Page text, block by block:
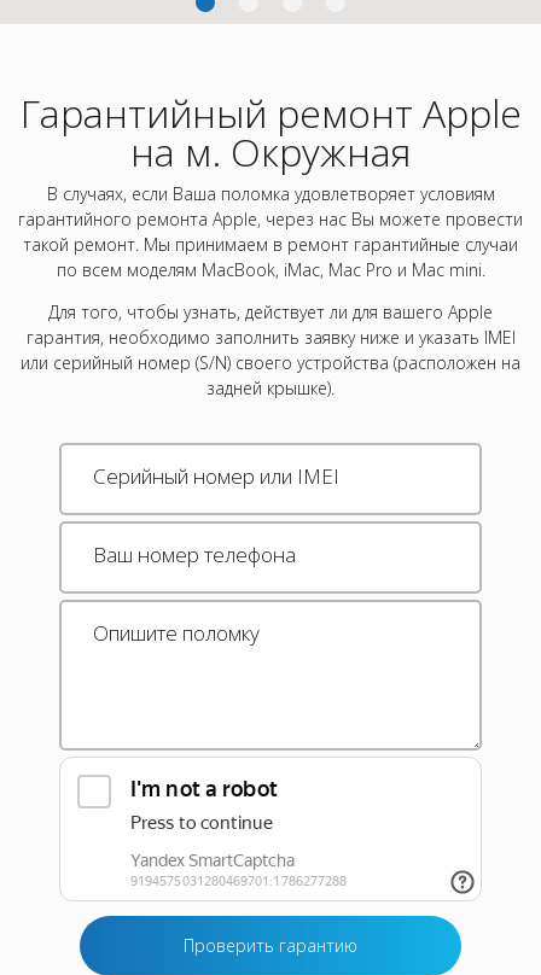
Гарантийный ремонт Apple
на м. Окружная
В случаях, если Ваша поломка удовлетворяет условиям
гарантийного ремонта Apple, через нас Вы можете провести
такой ремонт. Мы принимаем в ремонт гарантийные случаи
по всем моделям MacBook, iMac, Mac Pro и Mac mini.
Для того, чтобы узнать, действует ли для вашего Apple
гарантия, необходимо заполнить заявку ниже и указать IMEI
или серийный номер (S/N) своего устройства (расположен на
задней крышке).